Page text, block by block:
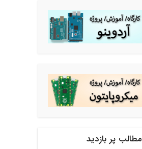
مطالب پر بازدید